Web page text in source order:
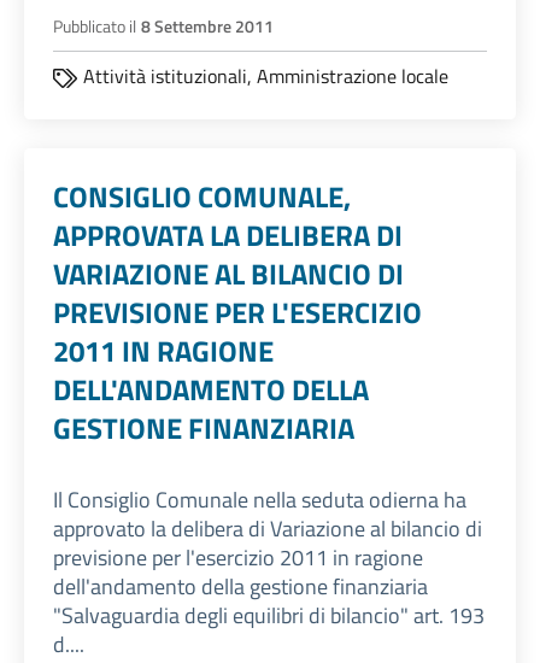
Pubblicato il 8 Settembre 2011
Attività istituzionali, Amministrazione locale
CONSIGLIO COMUNALE,
APPROVATA LA DELIBERA DI
VARIAZIONE AL BILANCIO DI
PREVISIONE PER L'ESERCIZIO
2011 IN RAGIONE
DELL'ANDAMENTO DELLA
GESTIONE FINANZIARIA
Il Consiglio Comunale nella seduta odierna ha
approvato la delibera di Variazione al bilancio di
previsione per l'esercizio 2011 in ragione
dell'andamento della gestione finanziaria
"Salvaguardia degli equilibri di bilancio" art. 193
d....